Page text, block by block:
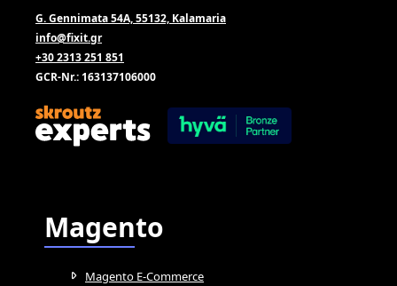
G. Gennimata 54A, 55132, Kalamaria
info@fixit.gr
+30 2313 251 851
GCR-Nr.: 163137106000
Magento
Magento E-Commerce